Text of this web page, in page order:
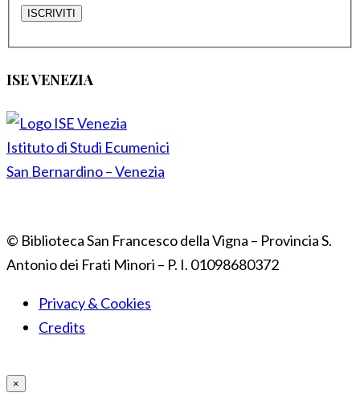
ISE VENEZIA
Istituto di Studi Ecumenici
San Bernardino – Venezia
© Biblioteca San Francesco della Vigna – Provincia S.
Antonio dei Frati Minori – P. I. 01098680372
Privacy & Cookies
Credits
×